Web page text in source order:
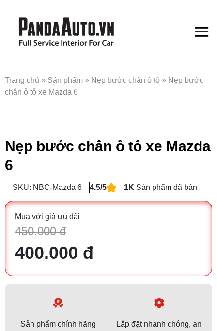
Trang chủ » Sản phẩm » Nẹp bước chân ô tô » Nẹp bước
chân ô tô xe Mazda 6
Nẹp bước chân ô tô xe Mazda
6
SKU: NBC-Mazda 6 4.5/5 1K Sản phẩm đã bán
Mua với giá ưu đãi
450.000 đ
400.000 đ
Sản phẩm chính hãng
Lắp đặt nhanh chóng, an